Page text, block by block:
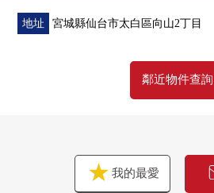
地址 宮城縣仙台市太白區向山2丁目
鄰近物件查詢
我的最愛